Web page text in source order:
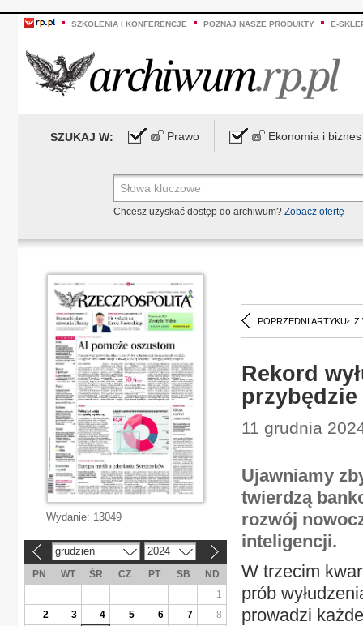
SZKOLENIA I KONFERENCJE POZNAJ NASZE PRODUKTY E-
SZUKAJ W: Prawo Ekonomia i biznes
Chcesz uzyskać dostęp do archiwum? Zobacz ofertę
POPRZEDNI ARTYKUŁ Z
Rekord
przybędzie
11 grudnia
Ujawniamy
twierdzą
rozwój
inteligencji.
W trzecim
prób
prowadzi
Wydanie: 13049
grudzień 2024
PN WT ŚR CZ PT SB
ND
1
2
3 4 5 6 7
8